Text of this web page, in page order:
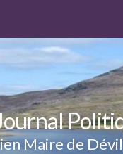
Maire de